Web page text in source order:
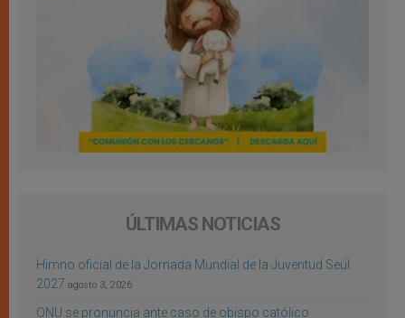
ÚLTIMAS NOTICIAS
Himno oficial de la Jornada Mundial de la Juventud Seúl
2027 agosto 3, 2026
ONU se pronuncia ante caso de obispo católico